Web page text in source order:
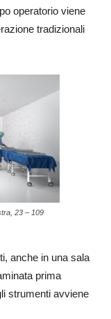
operatorio viene
tradizionali
23 – 109
anche in una sala
prima
strumenti avviene